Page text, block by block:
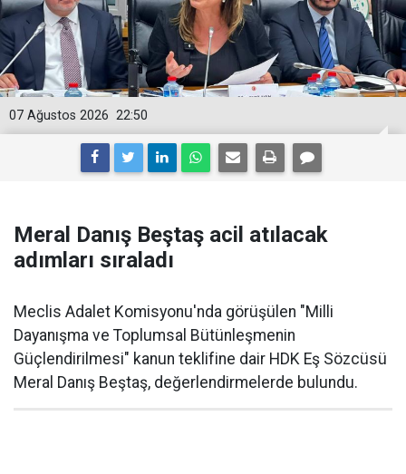
22:50
07 Ağustos 2026
Meral Danış Beştaş acil atılacak
adımları sıraladı
Meclis Adalet Komisyonu'nda görüşülen "Milli
Dayanışma ve Toplumsal Bütünleşmenin
Güçlendirilmesi" kanun teklifine dair HDK Eş Sözcüsü
Meral Danış Beştaş, değerlendirmelerde bulundu.